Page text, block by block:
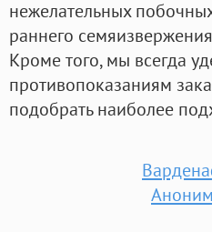
нежелательных
раннего
Кроме того, мы всегда
противопоказаниям
подобрать наиболее